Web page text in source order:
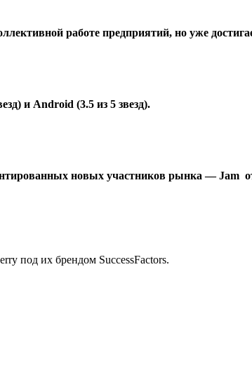
работе предприятий, но уже
и Android (3.5 из 5 звезд).
новых участников рынка — Jam
под их брендом SuccessFactors.